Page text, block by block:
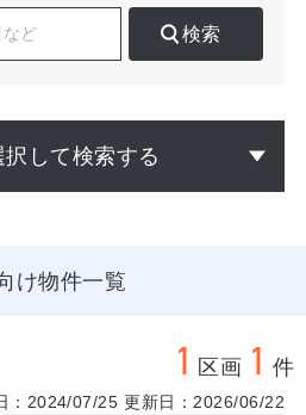
を調べ、未充足時間帯やサー
有効です。調剤薬局までの動
あれば住民の回遊が生まれる
サイドであれば右左折しやす
、隣接テナントとの相乗効果
い。
定の情報もございます。ター
需要分析からのご提案まで、
ださい。
検索
して検索する
け物件一覧
1 区画 1 件
：2024/07/25 更新日：2026/06/22